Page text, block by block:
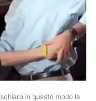
in questo modo la